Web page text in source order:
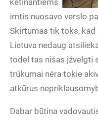
ketinantiems
imtis nuosavo verslo
Skirtumas tik toks,
Lietuva nedaug
todėl tas nišas įžvelgti
trūkumai nėra tokie
atkūrus
Dabar būtina